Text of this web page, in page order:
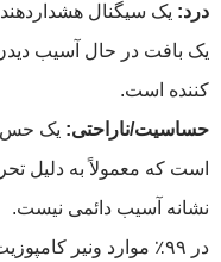
درد: یک سیگنال
یک بافت در حال آسیب
کننده است.
حساسیت/ناراحتی: یک حس
است که معمولاً به دلیل
نشانه آسیب دائمی نیست.
در ۹۹٪ موارد ونیر